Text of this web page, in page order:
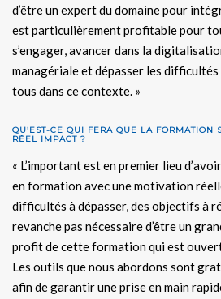
d’être un expert du domaine pour
est particulièrement profitable pour
s’engager, avancer dans la
managériale et dépasser les
tous dans ce contexte. »
QU’EST-CE QUI FERA QUE LA FORMATION
RÉEL IMPACT ?
« L’important est en premier lieu
en formation avec une motivation
difficultés à dépasser, des objectifs à
revanche pas nécessaire d’être un
profit de cette formation qui est
Les outils que nous abordons sont
afin de garantir une prise en main